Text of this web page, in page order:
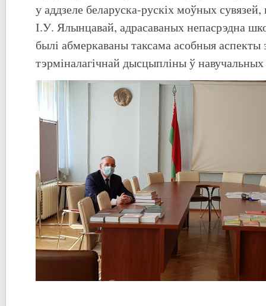
у аддзеле беларуска-рускіх моўных
І.У. Ялынцавай, адрасаваных непасрэдна
былі абмеркаваны таксама асобныя аспекты
тэрміналагічнай дысцыпліны ў